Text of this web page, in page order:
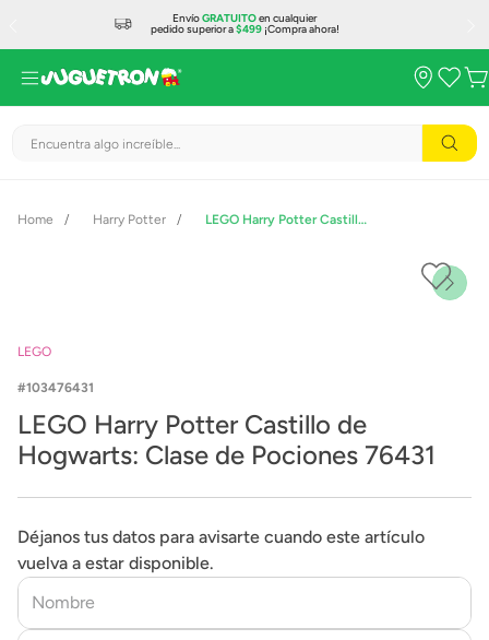
EnvíoGRATUITOen cualquier
pedido superior a$499¡Compra ahora!
Encuentra algo increíble...
Harry Potter LEGO Harry Potter Castillo de Hogwarts: Clase de Pociones 76431
LEGO
103476431
LEGO Harry Potter Castillo de
Hogwarts: Clase de Pociones 76431
Déjanos tus datos para avisarte cuando este artículo
vuelva a estar disponible.